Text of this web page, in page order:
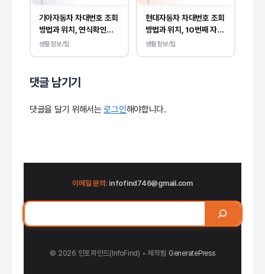
기아자동차 차대번호 조회
방법과 위치, 연식확인까
지 가능!
생활정보/팁
현대자동차 차대번호 조회
방법과 위치, 10번째 자리
에서 연식 확인!
생활정보/팁
댓글 남기기
댓글을 달기 위해서는로그인해야합니다.
이메일 문의:infofind746@gmail.com
검
© 2026 인포파인드(InfoFind)​​​​ • 제작됨 GeneratePress